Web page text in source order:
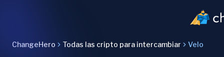
ChangeHero Todas las cripto para intercambiar Velo